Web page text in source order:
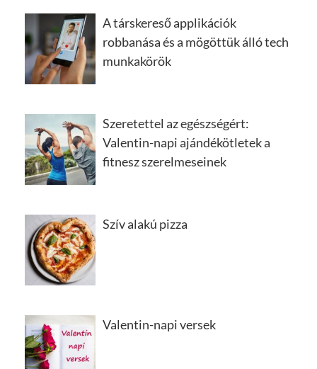
A társkereső applikációk
robbanása és a mögöttük álló tech
munkakörök
Szeretettel az egészségért:
Valentin-napi ajándékötletek a
fitnesz szerelmeseinek
Szív alakú pizza
Valentin-napi versek